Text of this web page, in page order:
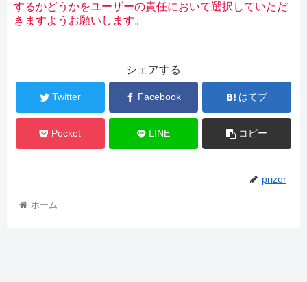
するかどうかをユーザーの責任において選択していただ
きますようお願いします。
シェアする
Twitter Facebook はてブ
Pocket LINE コピー
prizer
ホーム